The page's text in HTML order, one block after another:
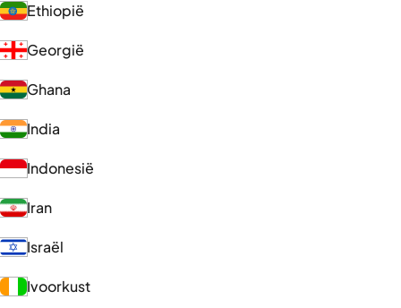
Ethiopië
Georgië
Ghana
India
Indonesië
Iran
Israël
Ivoorkust